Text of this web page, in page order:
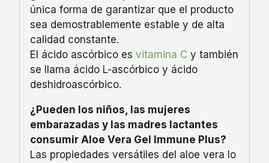
única forma de garantizar que el producto
sea demostrablemente estable y de alta
calidad constante.
El ácido ascórbico es vitamina C y también
se llama ácido L-ascórbico y ácido
deshidroascórbico.
¿Pueden los niños, las mujeres
embarazadas y las madres lactantes
consumir Aloe Vera Gel Immune Plus?
Las propiedades versátiles del aloe vera lo